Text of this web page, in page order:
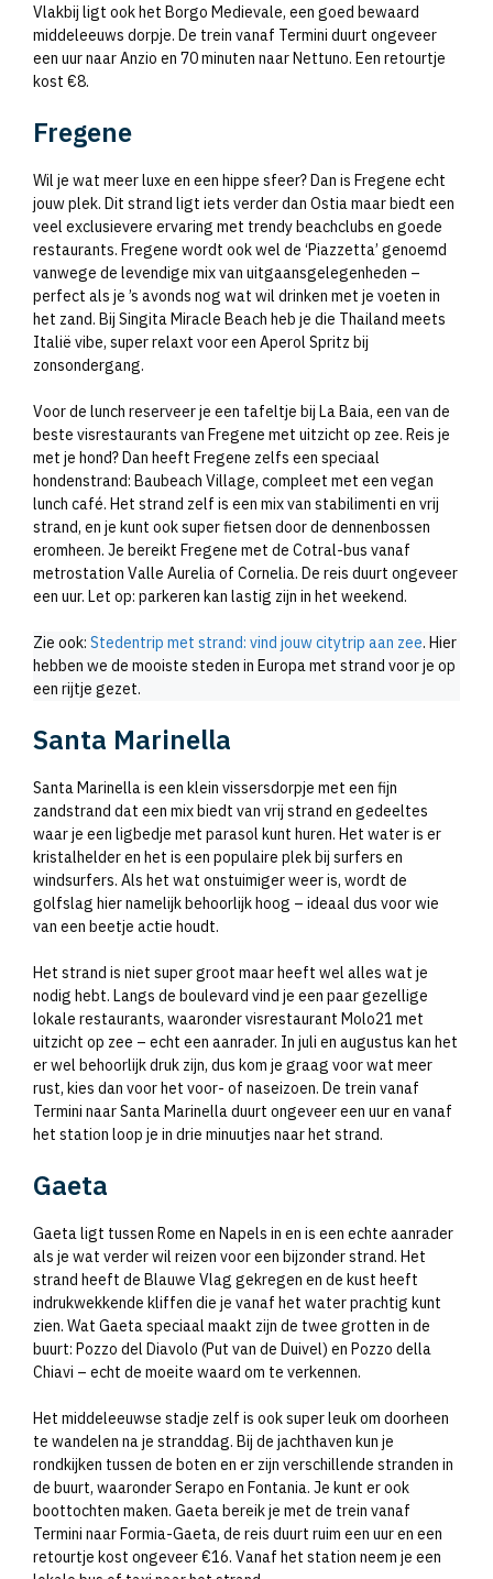
Vlakbij ligt ook het Borgo Medievale, een goed bewaard
middeleeuws dorpje. De trein vanaf Termini duurt ongeveer
een uur naar Anzio en 70 minuten naar Nettuno. Een retourtje
kost €8.
Fregene
Wil je wat meer luxe en een hippe sfeer? Dan is Fregene echt
jouw plek. Dit strand ligt iets verder dan Ostia maar biedt een
veel exclusievere ervaring met trendy beachclubs en goede
restaurants. Fregene wordt ook wel de ‘Piazzetta’ genoemd
vanwege de levendige mix van uitgaansgelegenheden –
perfect als je ’s avonds nog wat wil drinken met je voeten in
het zand. Bij Singita Miracle Beach heb je die Thailand meets
Italië vibe, super relaxt voor een Aperol Spritz bij
zonsondergang.
Voor de lunch reserveer je een tafeltje bij La Baia, een van de
beste visrestaurants van Fregene met uitzicht op zee. Reis je
met je hond? Dan heeft Fregene zelfs een speciaal
hondenstrand: Baubeach Village, compleet met een vegan
lunch café. Het strand zelf is een mix van stabilimenti en vrij
strand, en je kunt ook super fietsen door de dennenbossen
eromheen. Je bereikt Fregene met de Cotral-bus vanaf
metrostation Valle Aurelia of Cornelia. De reis duurt ongeveer
een uur. Let op: parkeren kan lastig zijn in het weekend.
Zie ook: Stedentrip met strand: vind jouw citytrip aan zee. Hier
hebben we de mooiste steden in Europa met strand voor je op
een rijtje gezet.
Santa Marinella
Santa Marinella is een klein vissersdorpje met een fijn
zandstrand dat een mix biedt van vrij strand en gedeeltes
waar je een ligbedje met parasol kunt huren. Het water is er
kristalhelder en het is een populaire plek bij surfers en
windsurfers. Als het wat onstuimiger weer is, wordt de
golfslag hier namelijk behoorlijk hoog – ideaal dus voor wie
van een beetje actie houdt.
Het strand is niet super groot maar heeft wel alles wat je
nodig hebt. Langs de boulevard vind je een paar gezellige
lokale restaurants, waaronder visrestaurant Molo21 met
uitzicht op zee – echt een aanrader. In juli en augustus kan het
er wel behoorlijk druk zijn, dus kom je graag voor wat meer
rust, kies dan voor het voor- of naseizoen. De trein vanaf
Termini naar Santa Marinella duurt ongeveer een uur en vanaf
het station loop je in drie minuutjes naar het strand.
Gaeta
Gaeta ligt tussen Rome en Napels in en is een echte aanrader
als je wat verder wil reizen voor een bijzonder strand. Het
strand heeft de Blauwe Vlag gekregen en de kust heeft
indrukwekkende kliffen die je vanaf het water prachtig kunt
zien. Wat Gaeta speciaal maakt zijn de twee grotten in de
buurt: Pozzo del Diavolo (Put van de Duivel) en Pozzo della
Chiavi – echt de moeite waard om te verkennen.
Het middeleeuwse stadje zelf is ook super leuk om doorheen
te wandelen na je stranddag. Bij de jachthaven kun je
rondkijken tussen de boten en er zijn verschillende stranden in
de buurt, waaronder Serapo en Fontania. Je kunt er ook
boottochten maken. Gaeta bereik je met de trein vanaf
Termini naar Formia-Gaeta, de reis duurt ruim een uur en een
retourtje kost ongeveer €16. Vanaf het station neem je een